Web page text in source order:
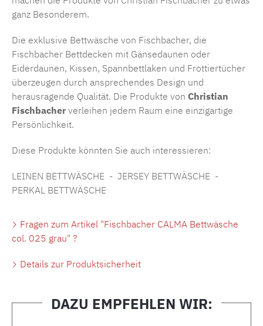
ganz Besonderem.
Die exklusive Bettwäsche von Fischbacher, die
Fischbacher Bettdecken mit Gänsedaunen oder
Eiderdaunen, Kissen, Spannbettlaken und Frottiertücher
überzeugen durch ansprechendes Design und
herausragende Qualität. Die Produkte von Christian
Fischbacher verleihen jedem Raum eine einzigartige
Persönlichkeit.
Diese Produkte könnten Sie auch interessieren:
LEINEN BETTWÄSCHE - JERSEY BETTWÄSCHE -
PERKAL BETTWÄSCHE
Fragen zum Artikel "Fischbacher CALMA Bettwäsche
col. 025 grau" ?
Details zur Produktsicherheit
DAZU EMPFEHLEN WIR: